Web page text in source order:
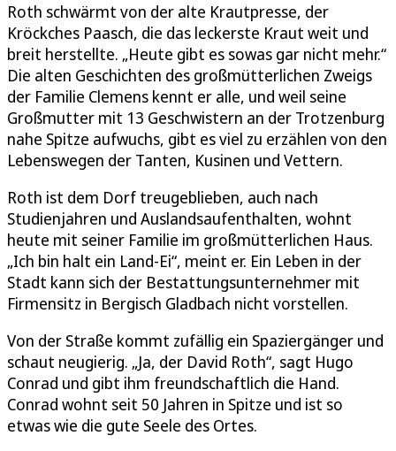
Roth schwärmt von der alte Krautpresse, der
Kröckches Paasch, die das leckerste Kraut weit und
breit herstellte. „Heute gibt es sowas gar nicht mehr.“
Die alten Geschichten des großmütterlichen Zweigs
der Familie Clemens kennt er alle, und weil seine
Großmutter mit 13 Geschwistern an der Trotzenburg
nahe Spitze aufwuchs, gibt es viel zu erzählen von den
Lebenswegen der Tanten, Kusinen und Vettern.
Roth ist dem Dorf treugeblieben, auch nach
Studienjahren und Auslandsaufenthalten, wohnt
heute mit seiner Familie im großmütterlichen Haus.
„Ich bin halt ein Land-Ei“, meint er. Ein Leben in der
Stadt kann sich der Bestattungsunternehmer mit
Firmensitz in Bergisch Gladbach nicht vorstellen.
Von der Straße kommt zufällig ein Spaziergänger und
schaut neugierig. „Ja, der David Roth“, sagt Hugo
Conrad und gibt ihm freundschaftlich die Hand.
Conrad wohnt seit 50 Jahren in Spitze und ist so
etwas wie die gute Seele des Ortes.